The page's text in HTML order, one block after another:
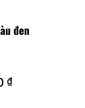
đen
₫Khoảng